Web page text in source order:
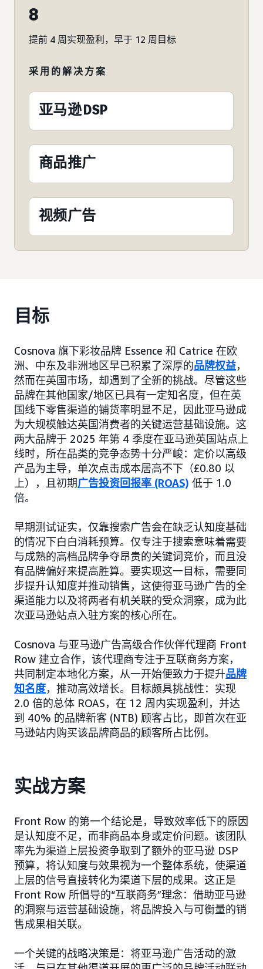
8
提前 4 周实现盈利，早于 12 周目标
采用的解决方案
亚马逊 DSP
商品推广
视频广告
目标
Cosnova 旗下彩妆品牌 Essence 和 Catrice 在欧
洲、中东及非洲地区早已积累了深厚的品牌权益，
然而在英国市场，却遇到了全新的挑战。尽管这些
品牌在其他国家/地区已具有一定知名度，但在英
国线下零售渠道的铺货率明显不足，因此亚马逊成
为大规模触达英国消费者的关键运营基础设施。这
两大品牌于 2025 年第 4 季度在亚马逊英国站点上
线时，所在品类的竞争态势十分严峻：定价以高级
产品为主导，单次点击成本居高不下（£0.80 以
上），且初期广告投资回报率 (ROAS) 低于 1.0
倍。
早期测试证实，仅靠搜索广告会在缺乏认知度基础
的情况下白白消耗预算。仅专注于搜索意味着需要
与成熟的高档品牌争夺昂贵的关键词竞价，而且没
有品牌偏好来提高胜算。要实现这一目标，需要同
步提升认知度并推动销售，这使得亚马逊广告的全
渠道能力以及将两者有机关联的受众洞察，成为此
次亚马逊站点入驻方案的核心所在。
Cosnova 与亚马逊广告高级合作伙伴代理商 Front
Row 建立合作，该代理商专注于互联商务方案，
共同制定本地化方案，从一开始便致力于提升品牌
知名度，推动高效增长。目标颇具挑战性：实现
2.0 倍的总体 ROAS，在 12 周内实现盈利，并达
到 40% 的品牌新客 (NTB) 顾客占比，即首次在亚
马逊站内购买该品牌商品的顾客所占比例。
实战方案
Front Row 的第一个结论是，导致效率低下的原因
是认知度不足，而非商品本身或定价问题。该团队
率先为渠道上层投资争取到了额外的亚马逊 DSP
预算，将认知度与效果视为一个整体系统，使渠道
上层的信号直接转化为渠道下层的成果。这正是
Front Row 所倡导的“互联商务”理念：借助亚马逊
的洞察与运营基础设施，将品牌投入与可衡量的销
售成果相关联。
一个关键的战略决策是：将亚马逊广告活动的激